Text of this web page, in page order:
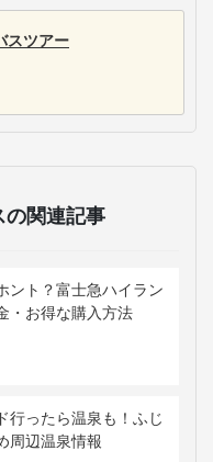
スツアー
の関連記事
ント？富士急ハイラン
・お得な購入方法
行ったら温泉も！ふじ
周辺温泉情報